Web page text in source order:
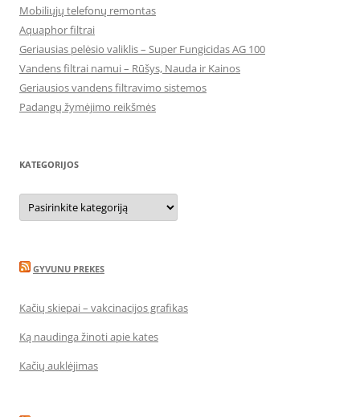
Mobiliųjų telefonų remontas
Aquaphor filtrai
Geriausias pelėsio valiklis – Super Fungicidas AG 100
Vandens filtrai namui – Rūšys, Nauda ir Kainos
Geriausios vandens filtravimo sistemos
Padangų žymėjimo reikšmės
KATEGORIJOS
Kategorijos
GYVUNU PREKES
Kačių skiepai – vakcinacijos grafikas
Ką naudinga žinoti apie kates
Kačių auklėjimas